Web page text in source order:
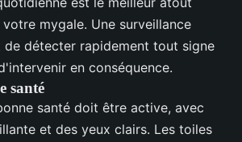
mygale. Une surveillance
de détecter rapidement tout signe
en conséquence.
santé
santé doit être active, avec
et des yeux clairs. Les toiles